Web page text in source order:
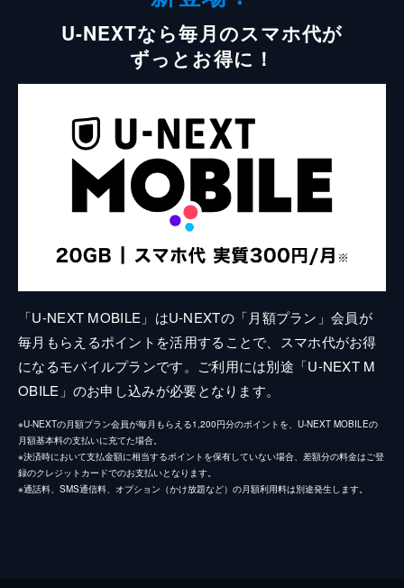
U-NEXTなら毎月のスマホ代が
ずっとお得に！
「U-NEXT MOBILE」はU-NEXTの「月額プラン」会員が
毎月もらえるポイントを活用することで、スマホ代がお得
になるモバイルプランです。ご利用には別途「U-NEXT M
OBILE」のお申し込みが必要となります。
※U-NEXTの月額プラン会員が毎月もらえる1,200円分のポイントを、U-NEXT MOBILEの
月額基本料の支払いに充てた場合。
※決済時において支払金額に相当するポイントを保有していない場合、差額分の料金はご登
録のクレジットカードでのお支払いとなります。
※通話料、SMS通信料、オプション（かけ放題など）の月額利用料は別途発生します。